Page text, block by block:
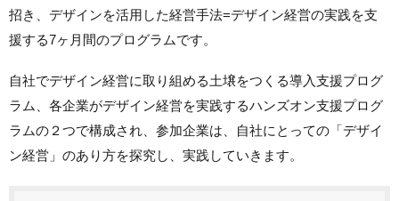
招き、デザインを活用した経営手法=デザイン経営の実践を支
援する7ヶ月間のプログラムです。
自社でデザイン経営に取り組める土壌をつくる導入支援プログ
ラム、各企業がデザイン経営を実践するハンズオン支援プログ
ラムの２つで構成され、参加企業は、自社にとっての「デザイ
ン経営」のあり方を探究し、実践していきます。